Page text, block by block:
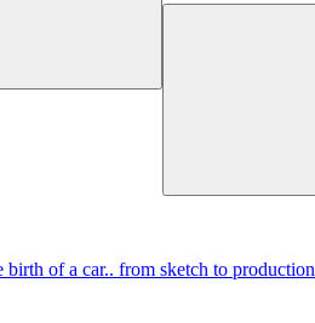
of a car.. from sketch to production